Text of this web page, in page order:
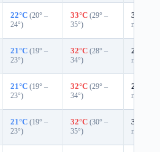
22°C (20° –
24°)
33°C (29° –
35°)
35%
mm)
21°C (19° –
23°)
32°C (28° –
34°)
29%
mm)
21°C (19° –
23°)
32°C (29° –
34°)
27%
mm)
21°C (19° –
23°)
32°C (30° –
35°)
31%
mm)